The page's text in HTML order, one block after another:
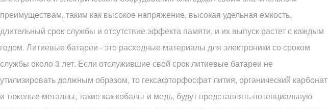
преимуществам, таким как высокое напряжение, высокая удельная емкость,
длительный срок службы и отсутствие эффекта памяти, и их выпуск растет с каждым
годом. Литиевые батареи - это расходные материалы для электроники со сроком
службы около 3 лет. Если отслужившие свой срок литиевые батареи не
утилизировать должным образом, то гексафторфосфат лития, органический карбонат
и тяжелые металлы, такие как кобальт и медь, будут представлять потенциальную